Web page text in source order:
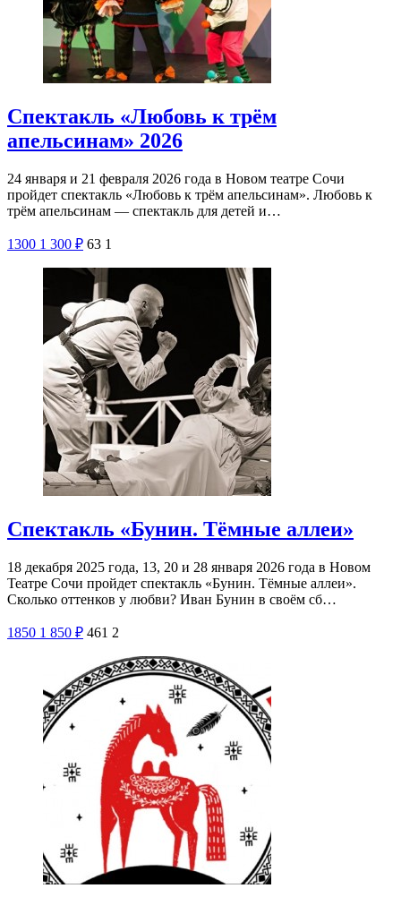
Спектакль «Любовь к трём
апельсинам» 2026
24 января и 21 февраля 2026 года в Новом театре Сочи
пройдет спектакль «Любовь к трём апельсинам». Любовь к
трём апельсинам — спектакль для детей и…
1300 1 300 ₽ 63 1
Спектакль «Бунин. Тёмные аллеи»
18 декабря 2025 года, 13, 20 и 28 января 2026 года в Новом
Театре Сочи пройдет спектакль «Бунин. Тёмные аллеи».
Сколько оттенков у любви? Иван Бунин в своём сб…
1850 1 850 ₽ 461 2